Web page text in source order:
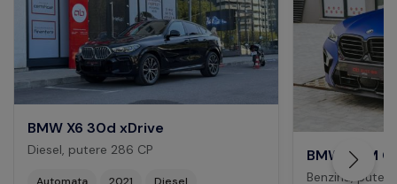
BMW X6 30d xDrive
Diesel, putere 286 CP BMW X6 M
Benzina,